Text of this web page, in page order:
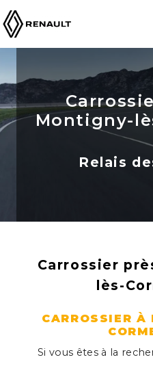
Montigny-
Relais
Carrossier
lès-
CARROSSIER À
Si vous êtes à la